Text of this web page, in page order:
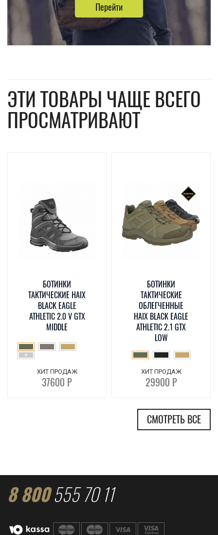
Перейти
ЭТИ ТОВАРЫ ЧАЩЕ ВСЕГО
ПРОСМАТРИВАЮТ
БОТИНКИ
ТАКТИЧЕСКИЕ HAIX
BLACK EAGLE
ATHLETIC 2.0 V GTX
MIDDLE
ХИТ ПРОДАЖ
37600 Р
БОТИНКИ
ТАКТИЧЕСКИЕ
ОБЛЕГЧЕННЫЕ
HAIX BLACK EAGLE
ATHLETIC 2.1 GTX
LOW
ХИТ ПРОДАЖ
29900 Р
СМОТРЕТЬ ВСЕ
8 800555 70 11